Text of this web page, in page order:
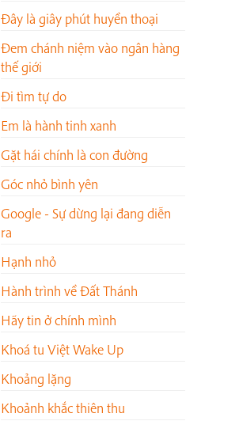
Đây là giây phút huyền thoại
Đem chánh niệm vào ngân hàng
thế giới
Đi tìm tự do
Em là hành tinh xanh
Gặt hái chính là con đường
Góc nhỏ bình yên
Google - Sự dừng lại đang diễn
ra
Hạnh nhỏ
Hành trình về Đất Thánh
Hãy tin ở chính mình
Khoá tu Việt Wake Up
Khoảng lặng
Khoảnh khắc thiên thu